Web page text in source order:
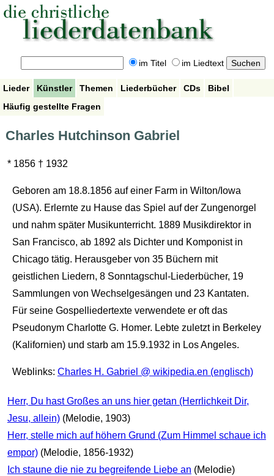
im Titel im Liedtext
Lieder Künstler Themen Liederbücher CDs
Bibel
Häufig gestellte Fragen
Charles Hutchinson Gabriel
* 1856 † 1932
Geboren am 18.8.1856 auf einer Farm in Wilton/Iowa
(USA). Erlernte zu Hause das Spiel auf der Zungenorgel
und nahm später Musikunterricht. 1889 Musikdirektor in
San Francisco, ab 1892 als Dichter und Komponist in
Chicago tätig. Herausgeber von 35 Büchern mit
geistlichen Liedern, 8 Sonntagschul-Liederbücher, 19
Sammlungen von Wechselgesängen und 23 Kantaten.
Für seine Gospelliedertexte verwendete er oft das
Pseudonym Charlotte G. Homer. Lebte zuletzt in Berkeley
(Kalifornien) und starb am 15.9.1932 in Los Angeles.
Weblinks: Charles H. Gabriel @ wikipedia.en (englisch)
Herr, Du hast Großes an uns hier getan (Herrlichkeit Dir,
Jesu, allein) (Melodie, 1903)
Herr, stelle mich auf höhern Grund (Zum Himmel schaue ich
empor) (Melodie, 1856-1932)
Ich staune die nie zu begreifende Liebe an (Melodie)